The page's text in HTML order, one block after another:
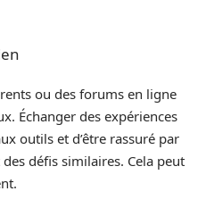
ou des forums en ligne
Échanger des expériences
outils et d’être rassuré par
défis similaires. Cela peut